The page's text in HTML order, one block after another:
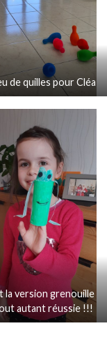
de quilles pour Cléa
la version grenouille
autant réussie !!!